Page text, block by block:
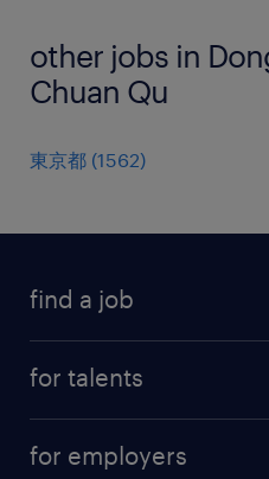
other jobs in
Chuan Qu
東京都 (1562)
find a job
for talents
for employers